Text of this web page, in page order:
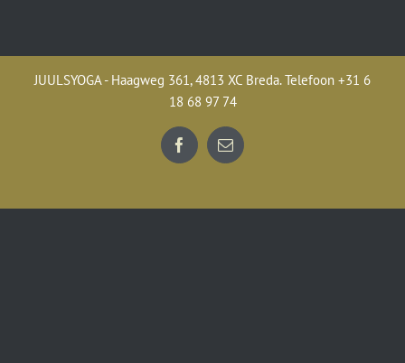
JUULSYOGA - Haagweg 361, 4813 XC Breda. Telefoon +31 6
18 68 97 74
Facebook
E-
mail